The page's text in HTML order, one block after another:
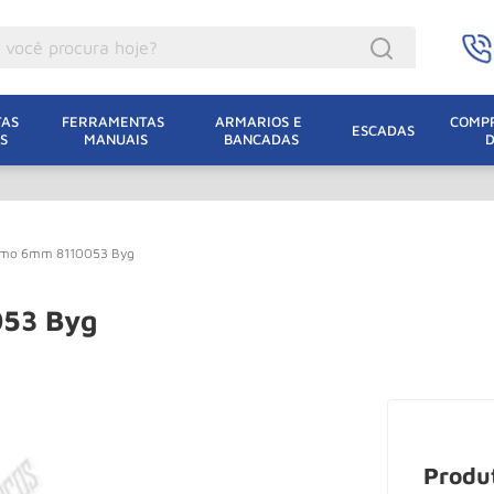
FERRAMENTAS
MANUAIS
ARMARIOS E
BANCADAS
ESCADAS
6mm 8110053 Byg
Byg